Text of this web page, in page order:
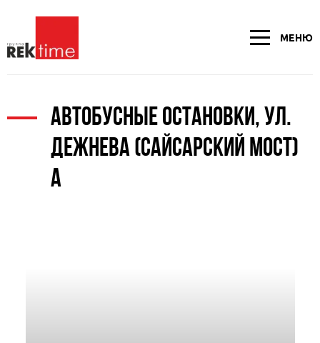
МЕНЮ
АВТОБУСНЫЕ ОСТАНОВКИ, УЛ.
ДЕЖНЕВА (САЙСАРСКИЙ МОСТ)
А